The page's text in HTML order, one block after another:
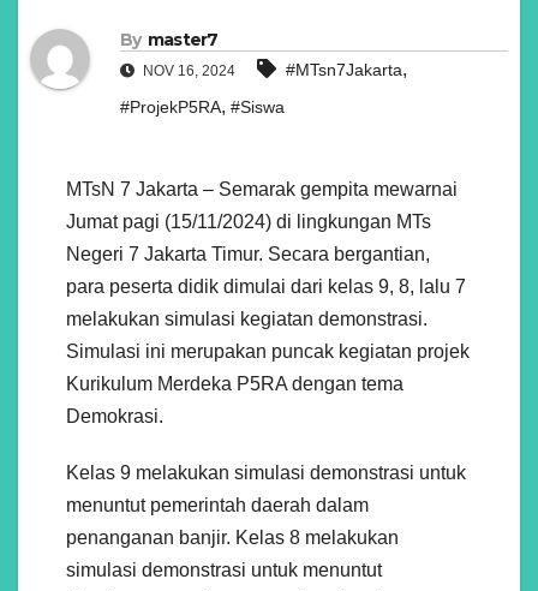
By master7
NOV 16, 2024 #MTsn7Jakarta,
#ProjekP5RA, #Siswa
MTsN 7 Jakarta – Semarak gempita mewarnai
Jumat pagi (15/11/2024) di lingkungan MTs
Negeri 7 Jakarta Timur. Secara bergantian,
para peserta didik dimulai dari kelas 9, 8, lalu 7
melakukan simulasi kegiatan demonstrasi.
Simulasi ini merupakan puncak kegiatan projek
Kurikulum Merdeka P5RA dengan tema
Demokrasi.
Kelas 9 melakukan simulasi demonstrasi untuk
menuntut pemerintah daerah dalam
penanganan banjir. Kelas 8 melakukan
simulasi demonstrasi untuk menuntut